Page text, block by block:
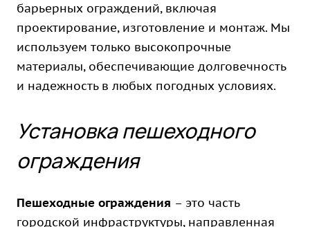
барьерных ограждений, включая
проектирование, изготовление и монтаж. Мы
используем только высокопрочные
материалы, обеспечивающие долговечность
и надежность в любых погодных условиях.
Установка пешеходного
ограждения
Пешеходные ограждения – это часть
городской инфраструктуры, направленная